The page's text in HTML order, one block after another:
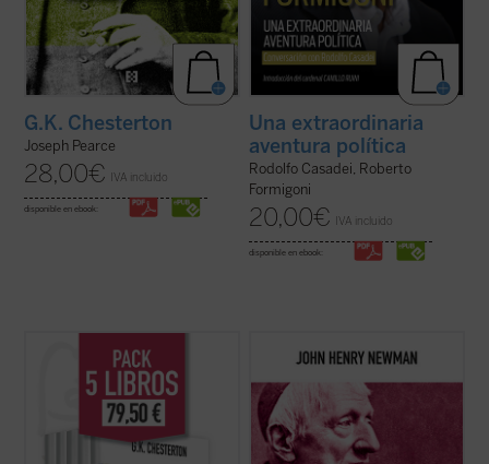
G.K. Chesterton
Joseph Pearce
28,00€ IVA incluido
disponible en ebook:
Una extraordinaria
aventura política
Rodolfo Casadei, Roberto
Formigoni
20,00€ IVA incluido
disponible en ebook:
G.K. Chesterton fue uno de los escritores
más importantes del siglo XX. Publicó una
extensa colección de libros, ensayos y
artículos, poemas, obras de teatro, novelas
y cuentos que incluyen su famosa serie
sobre el padre Brown. Se consideraba, ...
Hábilmente escrito y muy diáfano, el libro
presenta, acompañado de las notas de los
una invitación a la reflexión sobre el ser y
misión de la universidad que no olvide las
raíces que la sustentan.... (ver ficha)